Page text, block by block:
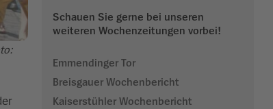
Schauen Sie gerne bei unseren
weiteren Wochenzeitungen vorbei!
Emmendinger Tor
Breisgauer Wochenbericht
Kaiserstühler Wochenbericht